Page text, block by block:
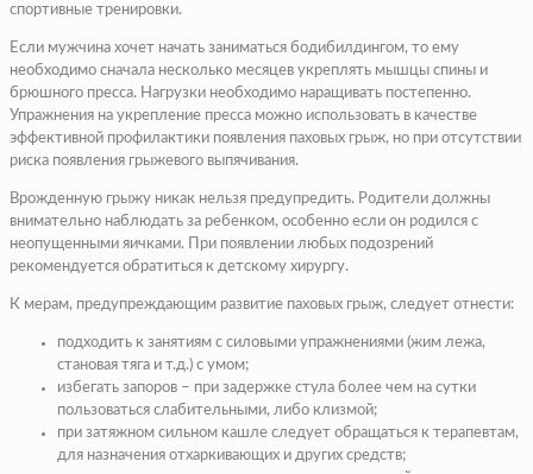
спортивные тренировки.
Если мужчина хочет начать заниматься бодибилдингом, то ему
необходимо сначала несколько месяцев укреплять мышцы спины и
брюшного пресса. Нагрузки необходимо наращивать постепенно.
Упражнения на укрепление пресса можно использовать в качестве
эффективной профилактики появления паховых грыж, но при отсутствии
риска появления грыжевого выпячивания.
Врожденную грыжу никак нельзя предупредить. Родители должны
внимательно наблюдать за ребенком, особенно если он родился с
неопущенными яичками. При появлении любых подозрений
рекомендуется обратиться к детскому хирургу.
К мерам, предупреждающим развитие паховых грыж, следует отнести:
подходить к занятиям с силовыми упражнениями (жим лежа,
становая тяга и т.д.) с умом;
избегать запоров – при задержке стула более чем на сутки
пользоваться слабительными, либо клизмой;
при затяжном сильном кашле следует обращаться к терапевтам,
для назначения отхаркивающих и других средств;